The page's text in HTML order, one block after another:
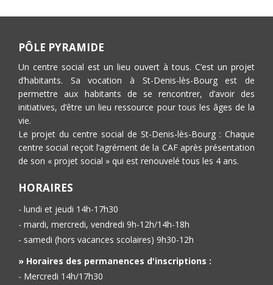
PÔLE PYRAMIDE
Un centre social est un lieu ouvert à tous. C’est un projet
d’habitants. Sa vocation à St-Denis-lès-Bourg est de
permettre aux habitants de se rencontrer, d’avoir des
initiatives, d’être un lieu ressource pour tous les âges de la
vie.
Le projet du centre social de St-Denis-lès-Bourg : Chaque
centre social reçoit l’agrément de la CAF après présentation
de son « projet social » qui est renouvelé tous les 4 ans.
HORAIRES
- lundi et jeudi 14h-17h30
- mardi, mercredi, vendredi 9h-12h/14h-18h
- samedi (hors vacances scolaires) 9h30-12h
» Horaires des permanences d'inscriptions :
- Mercredi 14h/17h30